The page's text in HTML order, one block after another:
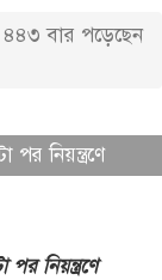
৪৪৩ বার পড়েছেন
নিয়ন্ত্রণে
নিয়ন্ত্রণে